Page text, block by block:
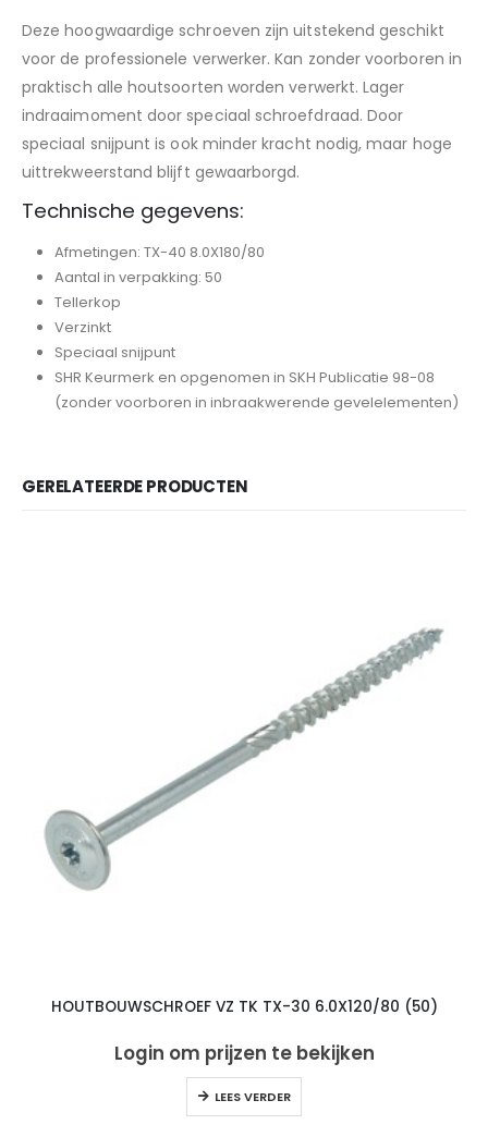
Deze hoogwaardige schroeven zijn uitstekend geschikt
voor de professionele verwerker. Kan zonder voorboren in
praktisch alle houtsoorten worden verwerkt. Lager
indraaimoment door speciaal schroefdraad. Door
speciaal snijpunt is ook minder kracht nodig, maar hoge
uittrekweerstand blijft gewaarborgd.
Technische gegevens:
Afmetingen: TX-40 8.0X180/80
Aantal in verpakking: 50
Tellerkop
Verzinkt
Speciaal snijpunt
SHR Keurmerk en opgenomen in SKH Publicatie 98-08
(zonder voorboren in inbraakwerende gevelelementen)
GERELATEERDE PRODUCTEN
HOUTBOUWSCHROEF VZ TK TX-30 6.0X120/80 (50)
Login om prijzen te bekijken
LEES VERDER